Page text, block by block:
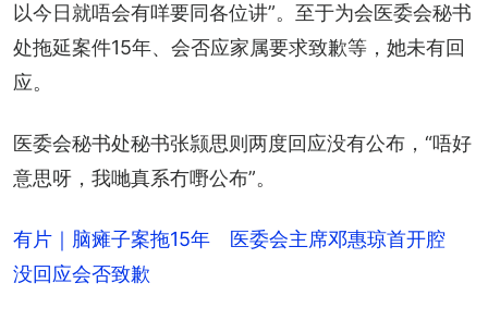
以今日就唔会有咩要同各位讲”。至于为会医委会秘书
处拖延案件15年、会否应家属要求致歉等，她未有回
应。
医委会秘书处秘书张颕思则两度回应没有公布，“唔好
意思呀，我哋真系冇嘢公布”。
有片｜脑瘫子案拖15年 医委会主席邓惠琼首开腔
没回应会否致歉